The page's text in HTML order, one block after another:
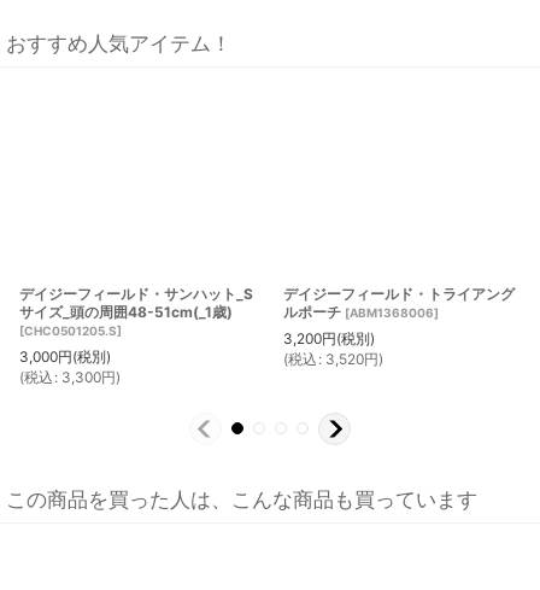
おすすめ人気アイテム！
デイジーフィールド・サンハット_S
サイズ_頭の周囲48-51cm(_1歳)
[CHC0501205.S]
3,000円(税別)
(税込 : 3,300円)
デイジーフィールド・トライアング
ルポーチ [ABM1368006]
3,200円(税別)
(税込 : 3,520円)
この商品を買った人は、こんな商品も買っています